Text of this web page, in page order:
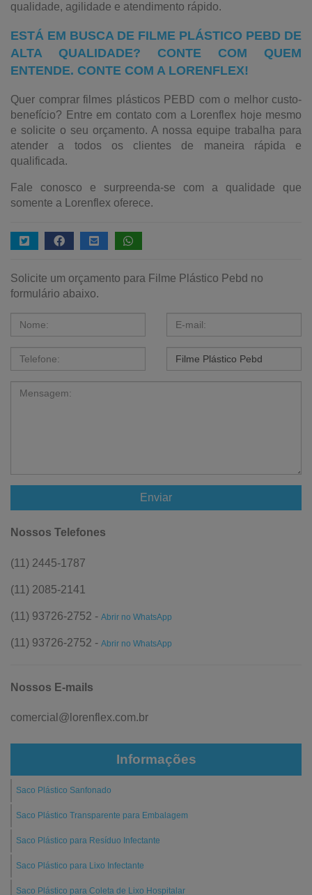
qualidade, agilidade e atendimento rápido.
ESTÁ EM BUSCA DE FILME PLÁSTICO PEBD DE
ALTA QUALIDADE? CONTE COM QUEM
ENTENDE. CONTE COM A LORENFLEX!
Quer comprar filmes plásticos PEBD com o melhor custo-
benefício? Entre em contato com a Lorenflex hoje mesmo
e solicite o seu orçamento. A nossa equipe trabalha para
atender a todos os clientes de maneira rápida e
qualificada.
Fale conosco e surpreenda-se com a qualidade que
somente a Lorenflex oferece.
Solicite um orçamento para Filme Plástico Pebd no
formulário abaixo.
Enviar
Nossos Telefones
(11) 2445-1787
(11) 2085-2141
(11) 93726-2752 - Abrir no WhatsApp
(11) 93726-2752 - Abrir no WhatsApp
Nossos E-mails
comercial@lorenflex.com.br
Informações
Saco Plástico Sanfonado
Saco Plástico Transparente para Embalagem
Saco Plástico para Resíduo Infectante
Saco Plástico para Lixo Infectante
Saco Plástico para Coleta de Lixo Hospitalar